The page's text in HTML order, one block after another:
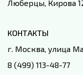
Люберцы, Кирова
КОНТАКТЫ
г. Москва, улица
8 (499) 113-48-77